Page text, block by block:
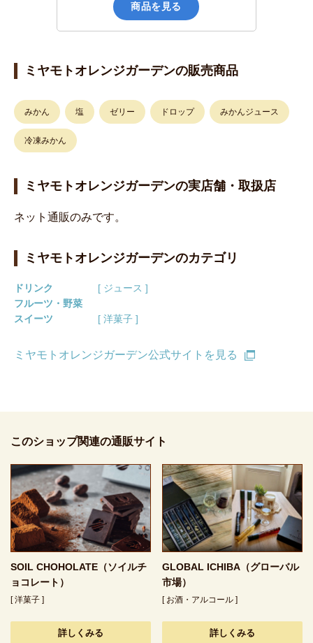
商品を見る
ミヤモトオレンジガーデンの販売商品
みかん 塩 ゼリー ドロップ みかんジュース
冷凍みかん
ミヤモトオレンジガーデンの実店舗・取扱店
ネット通販のみです。
ミヤモトオレンジガーデンのカテゴリ
ドリンク
[ ジュース ]
フルーツ・野菜
スイーツ
[ 洋菓子 ]
ミヤモトオレンジガーデン公式サイトを見る
このショップ関連の通販サイト
SOIL CHOHOLATE（ソイルチ
ョコレート）
[ 洋菓子 ]
詳しくみる
GLOBAL ICHIBA（グローバル
市場）
[ お酒・アルコール ]
詳しくみる